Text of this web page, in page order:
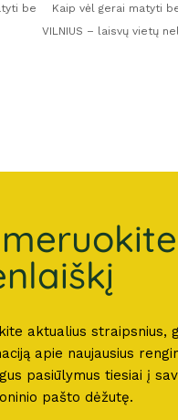
be
Kaip vėl gerai matyti
VILNIUS – laisvų vietų
aktualius straipsnius,
apie naujausius
pasiūlymus tiesiai į
pašto dėžutę.